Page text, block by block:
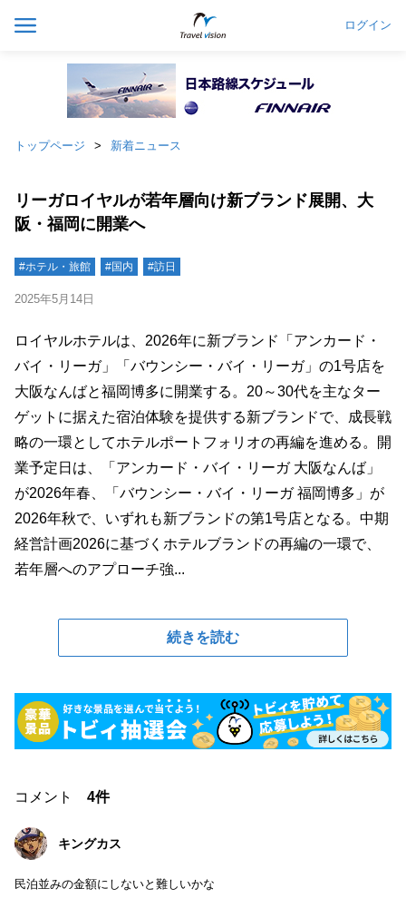
ログイン
トップページ 新着ニュース
リーガロイヤルが若年層向け新ブランド展開、大
阪・福岡に開業へ
#ホテル・旅館 #国内 #訪日
2025年5月14日
ロイヤルホテルは、2026年に新ブランド「アンカード・
バイ・リーガ」「バウンシー・バイ・リーガ」の1号店を
大阪なんばと福岡博多に開業する。20～30代を主なター
ゲットに据えた宿泊体験を提供する新ブランドで、成長戦
略の一環としてホテルポートフォリオの再編を進める。開
業予定日は、「アンカード・バイ・リーガ 大阪なんば」
が2026年春、「バウンシー・バイ・リーガ 福岡博多」が
2026年秋で、いずれも新ブランドの第1号店となる。中期
経営計画2026に基づくホテルブランドの再編の一環で、
若年層へのアプローチ強...
続きを読む
コメント 4件
キングカス
民泊並みの金額にしないと難しいかな